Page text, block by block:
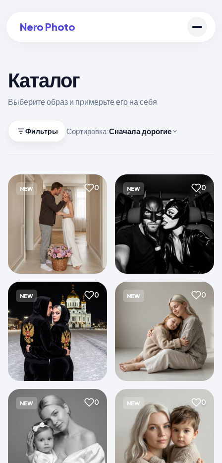
Nero Photo
Войти в аккаунт
Каталог
Выберите образ и примерьте его на себя
Фильтры Сортировка:Сначала дорогие
NEW 0 NEW 0
NEW 0 NEW 0
NEW 0 NEW 0